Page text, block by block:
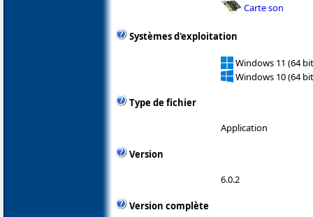
Carte son
Systèmes d'exploitation
Windows 11 (64
Windows 10 (64
Type de fichier
Application
Version
6.0.2
Version complète